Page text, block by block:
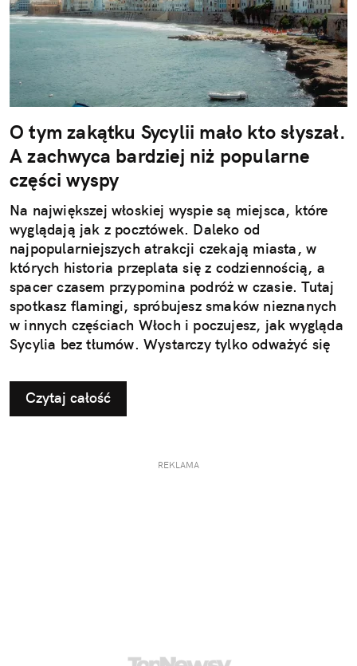
O tym zakątku Sycylii mało kto słyszał.
A zachwyca bardziej niż popularne
części wyspy
Na największej włoskiej wyspie są miejsca, które
wyglądają jak z pocztówek. Daleko od
najpopularniejszych atrakcji czekają miasta, w
których historia przeplata się z codziennością, a
spacer czasem przypomina podróż w czasie. Tutaj
spotkasz flamingi, spróbujesz smaków nieznanych
w innych częściach Włoch i poczujesz, jak wygląda
Sycylia bez tłumów. Wystarczy tylko odważyć się
Czytaj całość
REKLAMA